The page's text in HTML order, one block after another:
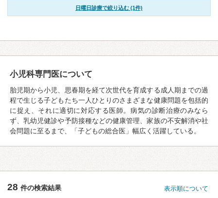
日曜日診療で絞り込む (1件)
小児科専門医について
胎児期から小児、思春期を経て次世代を育成する成人期までの過
程で生じる子どもたち一人ひとりのさまざまな健康問題を包括的
に捉え、それに適切に対応する医師。病気の診断治療のみなら
ず、乳幼児健診や予防接種などの健康管理、家族の不安解消や社
会問題に至るまで、「子どもの総合医」幅広く活躍している。
28 件の検索結果 表示順について